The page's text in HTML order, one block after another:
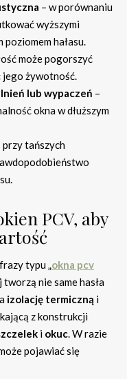
– w porównaniu
wyższymi
hałasu.
może pogorszyć
jego żywotność.
lub wypaczeń –
okna w dłuższym
przy tańszych
PCV, aby
typu „okna pcv
tworzą nie same hasła
izolację termiczną i
z konstrukcji
i okuc. W razie
pojawiać się